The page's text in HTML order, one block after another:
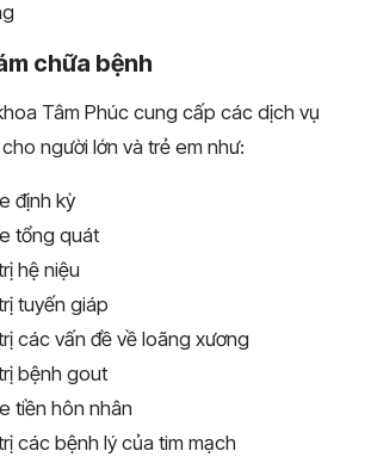
chữa bệnh
Tâm Phúc cung cấp các dịch vụ
người lớn và trẻ em như:
định kỳ
tổng quát
hệ niệu
tuyến giáp
các vấn đề về loãng xương
bệnh gout
tiền hôn nhân
các bệnh lý của tim mạch